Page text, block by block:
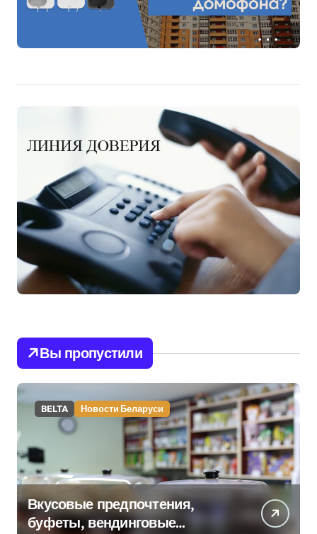
Вы пропустили
BELTA Новости Беларуси
Вкусовые предпочтения,
буфеты, вендинговые